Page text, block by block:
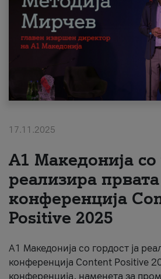
Приватни Деловни
Поддршка
Надополни кредит
#ПодобарОнлајн
17.11.2025
А1 Македонија со
реализира првата
конференција
Positive 2025
А1 Македонија со гордост ја
конференција Content Positive
конференција, наменета за